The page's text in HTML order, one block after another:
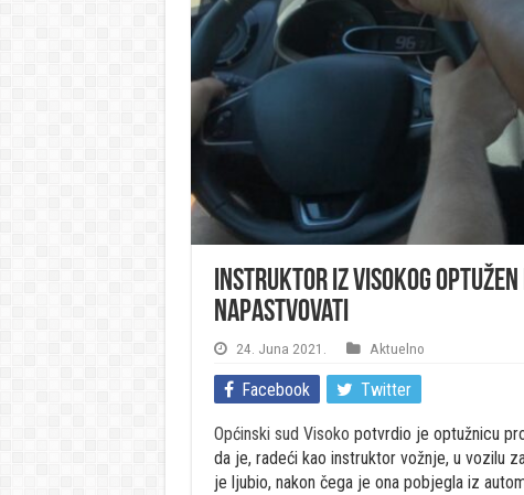
Instruktor iz Visokog
napastvovati
24. Juna 2021. Aktuelno
Facebook Twitter
Općinski sud Visoko potvrdio je optužnicu
da je, radeći kao instruktor vožnje, u vozilu
je ljubio, nakon čega je ona pobjegla iz